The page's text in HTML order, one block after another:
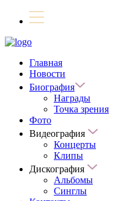
Главная
Новости
Биография
Награды
Точка зрения
Фото
Видеография
Концерты
Клипы
Дискография
Альбомы
Синглы